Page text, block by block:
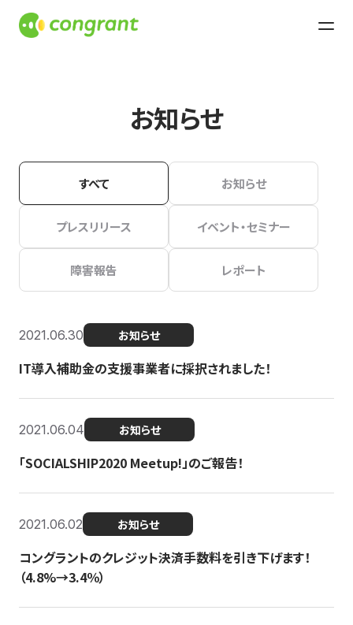
お知らせ
すべて お知らせ
プレスリリース イベント・セミナー
障害報告 レポート
2021.06.30 お知らせ
IT導入補助金の支援事業者に採択されました！
2021.06.04 お知らせ
「SOCIALSHIP2020 Meetup!」のご報告！
2021.06.02 お知らせ
コングラントのクレジット決済手数料を引き下げます！
（4.8%→3.4％）